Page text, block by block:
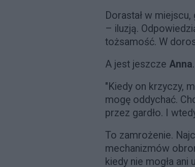
Dorastał w
– iluzją.
tożsamość. W
A jest jeszcze Anna
"Kiedy on krzyczy,
mogę oddychać.
przez gardło. I
To zamrożenie.
mechanizmów
kiedy nie mogła